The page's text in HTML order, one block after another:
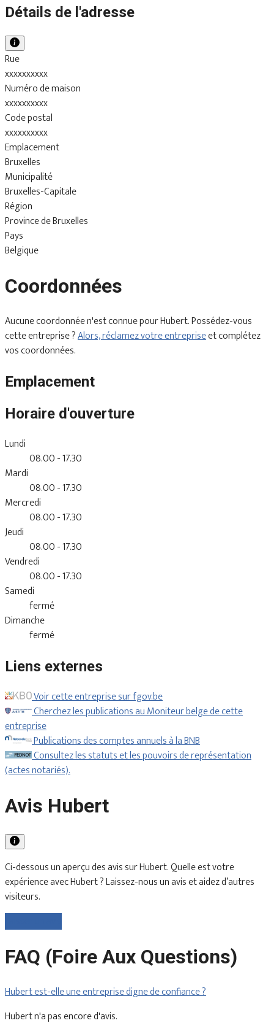
Détails de l'adresse
Rue
xxxxxxxxxx
Numéro de maison
xxxxxxxxxx
Code postal
xxxxxxxxxx
Emplacement
Bruxelles
Municipalité
Bruxelles-Capitale
Région
Province de Bruxelles
Pays
Belgique
Coordonnées
Aucune coordonnée n'est connue pour Hubert. Possédez-vous
cette entreprise ?Alors, réclamez votre entrepriseet complétez
vos coordonnées.
Emplacement
Horaire d'ouverture
Lundi
08.00 - 17.30
Mardi
08.00 - 17.30
Mercredi
08.00 - 17.30
Jeudi
08.00 - 17.30
Vendredi
08.00 - 17.30
Samedi
fermé
Dimanche
fermé
Liens externes
Voir cette entreprise sur fgov.be
Cherchez les publications au Moniteur belge de cette
entreprise
Publications des comptes annuels à la BNB
Consultez les statuts et les pouvoirs de représentation
(actes notariés).
Avis Hubert
Ci-dessous un aperçu des avis sur Hubert. Quelle est votre
expérience avec Hubert ? Laissez-nous un avis et aidez d’autres
visiteurs.
FAQ (Foire Aux Questions)
Hubert est-elle une entreprise digne de confiance ?
Hubert n'a pas encore d'avis.